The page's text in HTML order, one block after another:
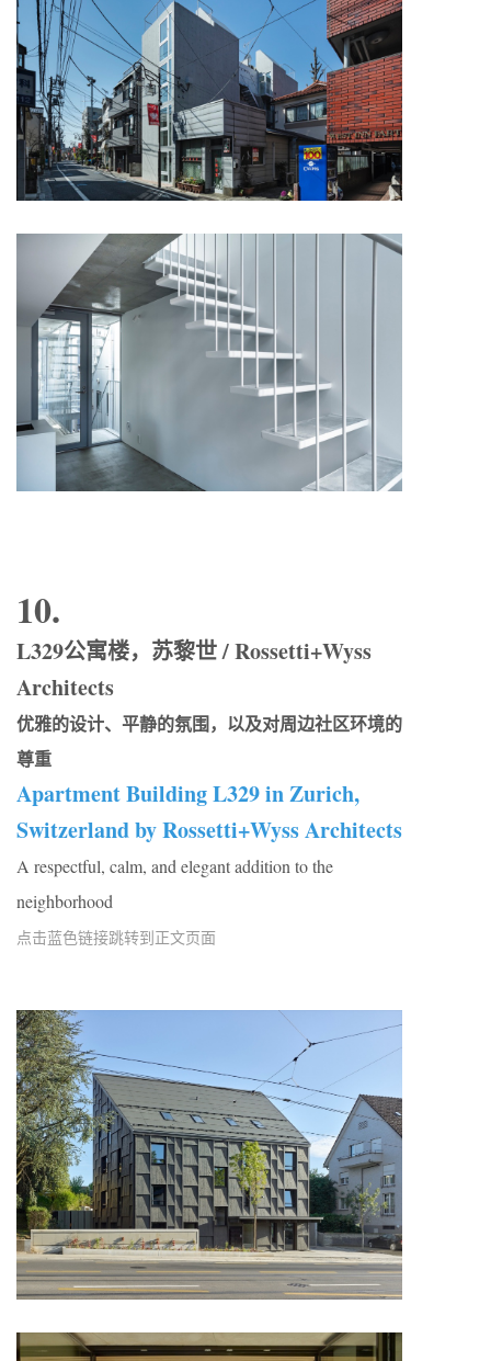
10.
L329公寓楼，苏黎世 / Rossetti+Wyss
Architects
优雅的设计、平静的氛围，以及对周边社区环境的
尊重
Apartment Building L329 in Zurich,
Switzerland by Rossetti+Wyss Architects
A respectful, calm, and elegant addition to the
neighborhood
点击蓝色链接跳转到正文页面